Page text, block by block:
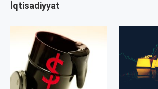
İqtisadiyyat